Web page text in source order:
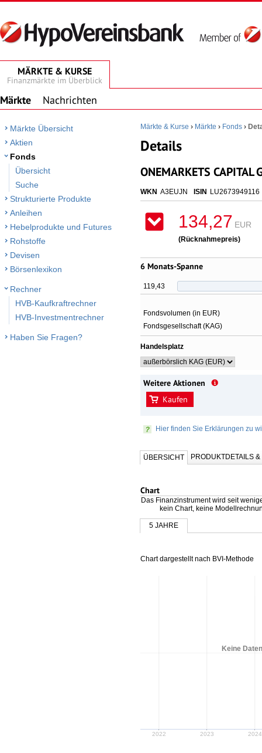
MÄRKTE & KURSE
Finanzmärkte im Überblick
Märkte Nachrichten
Märkte Übersicht
Aktien
Fonds
Übersicht
Suche
Strukturierte Produkte
Anleihen
Hebelprodukte und Futures
Rohstoffe
Devisen
Börsenlexikon
Rechner
HVB-Kaufkraftrechner
HVB-Investmentrechner
Haben Sie Fragen?
Märkte & Kurse › Märkte › Fonds ›
Details
ONEMARKETS CAPITAL
WKN A3EUJN ISIN LU2673949116
134,27 EUR
(Rücknahmepreis)
6 Monats-Spanne
119,43
Fondsvolumen (in EUR)
Fondsgesellschaft (KAG)
Handelsplatz
Weitere Aktionen
Kaufen
Hier finden Sie Erklärungen zu
ÜBERSICHT PRODUKTDETAILS
Chart
Das Finanzinstrument wird seit
kein Chart, keine
5 JAHRE
Chart dargestellt nach BVI-Methode
2022 2023 2024
Keine